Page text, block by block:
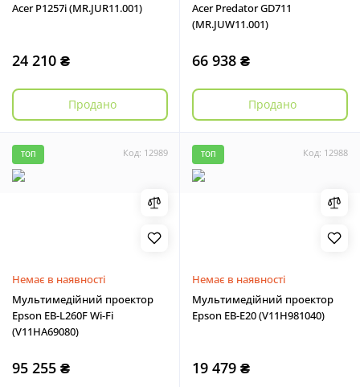
Acer P1257i (MR.JUR11.001)
24 210 ₴
Продано
Acer Predator GD711
(MR.JUW11.001)
66 938 ₴
Продано
Код: 12989
ТОП
Немає в наявності
Мультимедійний проектор
Epson EB-L260F Wi-Fi
(V11HA69080)
95 255 ₴
Код: 12988
ТОП
Немає в наявності
Мультимедійний проектор
Epson EB-E20 (V11H981040)
19 479 ₴